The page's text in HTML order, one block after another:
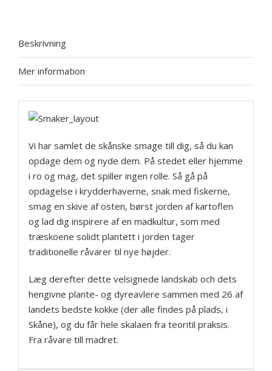
Beskrivning
Mer information
Vi har samlet de skånske smage till dig, så du kan
opdage dem og nyde dem. På stedet eller hjemme
i ro og mag, det spiller ingen rolle. Så gå på
opdagelse i krydderhaverne, snak med fiskerne,
smag en skive af osten, børst jorden af kartoflen
og lad dig inspirere af en madkultur, som med
træskoene solidt plantett i jorden tager
traditionelle råvarer til nye højder.
Læg derefter dette velsignede landskab och dets
hengivne plante- og dyreavlere sammen med 26 af
landets bedste kokke (der alle findes på plads, i
Skåne), og du får hele skalaen fra teoritil praksis.
Fra råvare till madret.